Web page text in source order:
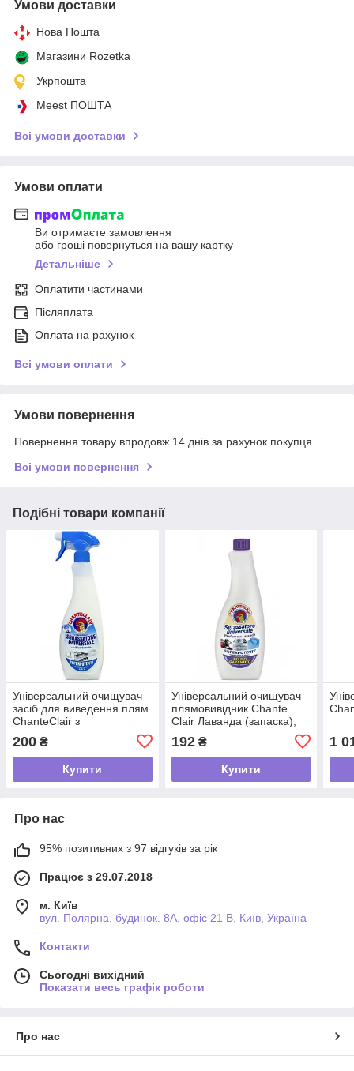
Умови доставки
Нова Пошта
Магазини Rozetka
Укрпошта
Meest ПОШТА
Всі умови доставки
Умови оплати
Ви отримаєте замовлення
або гроші повернуться на вашу картку
Детальніше
Оплатити частинами
Післяплата
Оплата на рахунок
Всі умови оплати
Умови повернення
Повернення товару впродовж 14 днів за рахунок покупця
Всі умови повернення
Подібні товари компанії
Універсальний очищувач
засіб для виведення плям
ChanteClair з
200 ₴
Купити
Універсальний очищувач
плямовивідник Chante
Clair Лаванда (запаска),
192₴
Купити
1
Про нас
95% позитивних з 97 відгуків за рік
Працює з 29.07.2018
м. Київ
вул. Полярна, будинок. 8А, офіс 21 В, Київ, Україна
Контакти
Сьогодні вихідний
Показати весь графік роботи
Про нас